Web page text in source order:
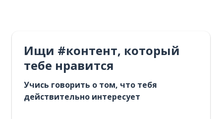
Ищи #контент, который
тебе нравится
Учись говорить о том, что тебя
действительно интересует